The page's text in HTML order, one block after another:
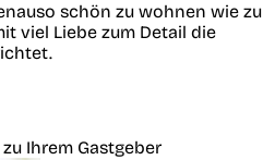
schön zu wohnen wie zu
viel Liebe zum Detail die
Ihrem Gastgeber